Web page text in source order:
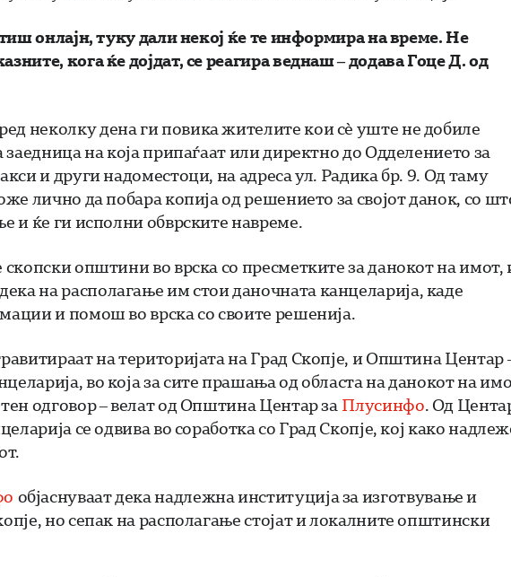
онлајн, туку дали некој ќе те информира на време. Не
кога ќе дојдат, се реагира веднаш – додава Гоце Д. од
неколку дена ги повика жителите кои сè уште не добиле
заедница на која припаѓаат или директно до Одделението за
и други надоместоци, на адреса ул. Радика бр. 9. Од таму
лично да побара копија од решението за својот данок, со
и ќе ги исполни обврските навреме.
општини во врска со пресметките за данокот на имот,
на располагање им стои даночната канцеларија, каде
и помош во врска со своите решенија.
на територијата на Град Скопје, и Општина Центар
во која за сите прашања од областа на данокот на
одговор – велат од Општина Центар за Плусинфо. Од
се одвива во соработка со Град Скопје, кој како
објаснуваат дека надлежна институција за изготвување и
но сепак на располагање стојат и локалните општински